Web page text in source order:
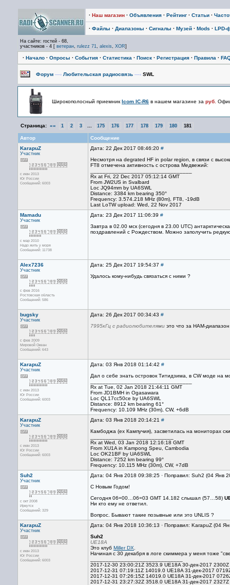
· Наш магазин · Объявления · Рейтинг · Статьи ·
· Файлы · Диапазоны · Сигналы · Музей · Mods · LPD-
На сайте: гостей - 68,
участников - 4 [ ветеран, rulezz 71, alexis, XOR]
· Начало · Опросы · События · Статистика · Поиск · Регистрация · Правила ·
Форум —› Любительская радиосвязь —› SWL
Широкополосный приемник Icom IC-R6 в нашем магазине за руб.
Страница: «« 1 2 3 175 176 177 178 179 180 181
Автор
Сообщение
KarapuZ
Участник
с июн 2013
Юг России
Сообщений: 6003
Дата: 22 Дек 2017 08:46:20 #
Несмотря на degrated HF in polar region, в связи с
FT8 отмечена активность с острова Медвежий:
Rx at Fri, 22 Dec 2017 05:12:14 GMT
From JW2US in Svalbard
Loc JQ94mm by UA6SWL
Distance: 3384 km bearing 350°
Frequency: 3.574.218 MHz (80m), FT8, -19dB
Last LoTW upload: Wed, 22 Nov 2017
Mamadu
Участник
с мар 2010
Надо жить у моря
Сообщений: 11738
Дата: 23 Дек 2017 11:06:39 #
Завтра в 02.00 мск (сегодня в 23.00 UTC)
поздравлений с Рождеством. Можно заполучить редкую
Alex7236
Участник
с фев 2016
Ростовская область
Сообщений: 586
Дата: 25 Дек 2017 19:54:37 #
Удалось кому-нибудь связаться с ними ?
bugsky
Участник
с фев 2009
Мировой Океан
Сообщений: 643
Дата: 26 Дек 2017 00:34:43 #
7995кГц с радиолюбителями это что за НАМ-
KarapuZ
Участник
с июн 2013
Юг России
Сообщений: 6003
Дата: 03 Янв 2018 01:14:42 #
Дал о себе знать островок Титидзима, в CW моде на
Rx at Tue, 02 Jan 2018 21:44:11 GMT
From JD1BMH in Ogasawara
Loc QL17cc50ce by UA6SWL
Distance: 8912 km bearing 61°
Frequency: 10.109 MHz (30m), CW, +6dB
KarapuZ
Участник
с июн 2013
Юг России
Сообщений: 6003
Дата: 03 Янв 2018 20:14:21 #
Камбоджа (ex Кампучия), засветилась на мониторах
Rx at Wed, 03 Jan 2018 12:16:18 GMT
From XU1A in Kampong Speu, Cambodia
Loc OK21BF by UA6SWL
Distance: 7252 km bearing 99°
Frequency: 10.115 MHz (30m), CW, +7dB
Suh2
Участник
с окт 2008
Иркутск
Сообщений: 329
Дата: 04 Янв 2018 09:38:25 · Поправил: Suh2 (04 Янв
С Новым Годом!
Сегодня 06=00…06=03 GMT 14.182 слышал (57…58)
Ни кто ему не ответил.
Вопрос. Бывают такие позывные или это UNLIS ?
KarapuZ
Участник
с июн 2013
Юг России
Сообщений: 6003
Дата: 04 Янв 2018 10:36:13 · Поправил: KarapuZ (04
Suh2
UE18A
Это клуб Miller DX
Начиная с 30 декабря в логе скиммера у меня тоже
2017-12-30 23:00:21Z 3523.9 UE18A 30-дек-2017
2017-12-31 07:19:11Z 14019.0 UE18A 31-дек-2017
2017-12-31 07:26:15Z 14019.0 UE18A 31-дек-2017
2017-12-31 23:27:32Z 3518.0 UE18A 31-дек-2017